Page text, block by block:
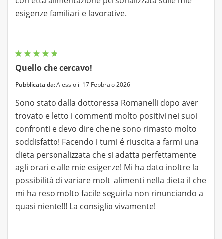
esigenze familiari e lavorative.
Quello che cercavo!
Pubblicata da:Alessio il 17 Febbraio 2026
Sono stato dalla dottoressa Romanelli dopo aver
trovato e letto i commenti molto positivi nei suoi
confronti e devo dire che ne sono rimasto molto
soddisfatto! Facendo i turni é riuscita a farmi una
dieta personalizzata che si adatta perfettamente
agli orari e alle mie esigenze! Mi ha dato inoltre la
possibilità di variare molti alimenti nella dieta il che
mi ha reso molto facile seguirla non rinunciando a
quasi niente!!! La consiglio vivamente!